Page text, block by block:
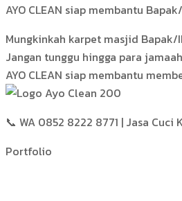
AYO CLEAN siap membantu
Mungkinkah karpet masjid
Jangan tunggu hingga para
AYO CLEAN siap membantu
📞 WA 0852 8222 8771 | Jasa
Portfolio